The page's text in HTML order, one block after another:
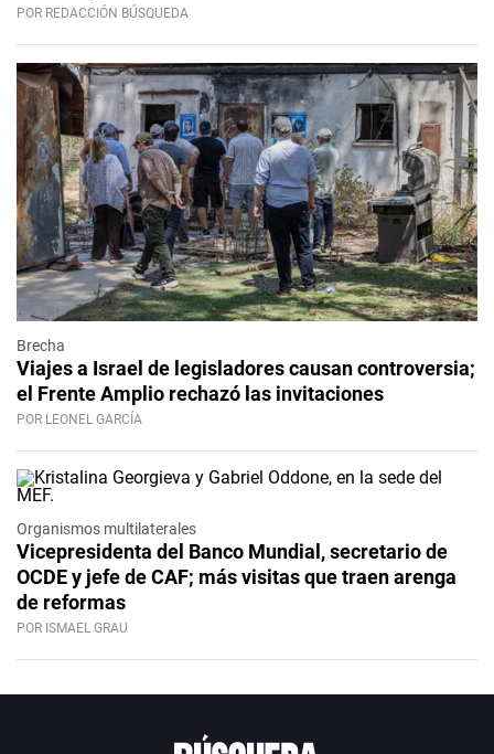
POR REDACCIÓN BÚSQUEDA
Brecha
Viajes a Israel de legisladores causan controversia;
el Frente Amplio rechazó las invitaciones
POR LEONEL GARCÍA
Organismos multilaterales
Vicepresidenta del Banco Mundial, secretario de
OCDE y jefe de CAF; más visitas que traen arenga
de reformas
POR ISMAEL GRAU